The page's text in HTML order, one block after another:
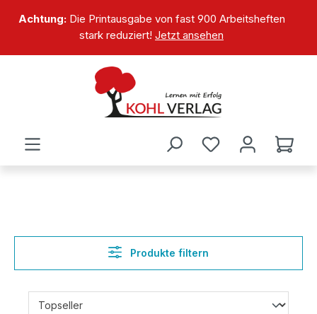
springen
Achtung:Die Printausgabe von fast 900 Arbeitsheften
stark reduziert! Jetzt ansehen
Produkte filtern